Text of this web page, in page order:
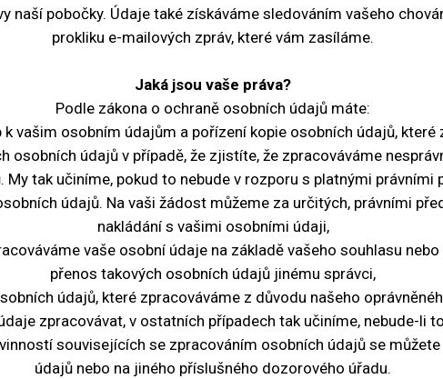
naší pobočky. Údaje také získáváme sledováním vašeho
prokliku e-mailových zpráv, které vám zasíláme.
Jaká jsou vaše práva?
Podle zákona o ochraně osobních údajů máte:
k vašim osobním údajům a pořízení kopie osobních údajů, které
osobních údajů v případě, že zjistíte, že zpracováváme
My tak učiníme, pokud to nebude v rozporu s platnými
údajů. Na vaši žádost můžeme za určitých, právními
nakládání s vašimi osobními údaji,
vaše osobní údaje na základě vašeho souhlasu
přenos takových osobních údajů jinému správci,
údajů, které zpracováváme z důvodu našeho
zpracovávat, v ostatních případech tak učiníme, nebude-li
souvisejících se zpracováním osobních údajů se
údajů nebo na jiného příslušného dozorového úřadu.